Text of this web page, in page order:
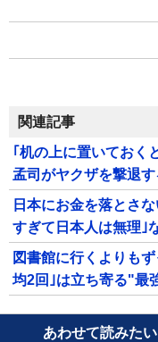
関連記事
｢机の上に置いておく
孟司がヤクザを撃退
日本にお金を落とさ
すぎて日本人は無理｣
図書館に行くよりも
均2回｣は立ち寄る"最
あわせて読みたい